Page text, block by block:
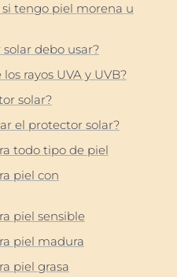
si tengo piel morena u
debo usar?
rayos UVA y UVB?
solar?
el protector solar?
todo tipo de piel
piel con
piel sensible
piel madura
piel grasa